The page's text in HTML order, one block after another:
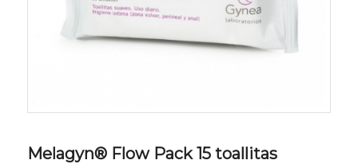
Melagyn® Flow Pack 15 toallitas